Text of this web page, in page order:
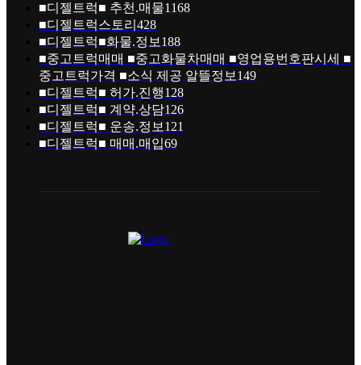
■디젤트럭■ 추천.매물1168
■디젤트럭스토리 428
■디젤트럭■화물.정보 188
■중고트럭매매 ■중고화물차매매 ■영업용번호판시세 ■
중고트럭가격 ■소식 제공 알뜰정보 149
■디젤트럭■ 허가.진행128
■디젤트럭■ 계약.상담126
■디젤트럭■ 운송.정보 121
■디젤트럭■ 매매.매입69